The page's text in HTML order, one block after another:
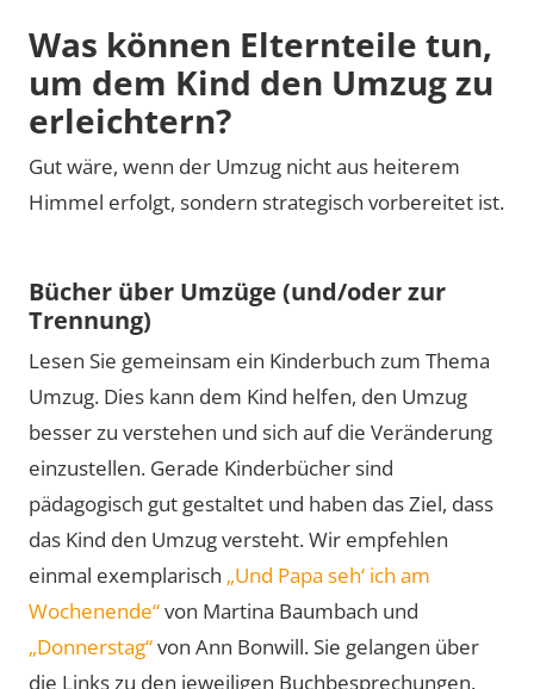
Was können Elternteile tun,
um dem Kind den Umzug zu
erleichtern?
Gut wäre, wenn der Umzug nicht aus heiterem
Himmel erfolgt, sondern strategisch vorbereitet ist.
Bücher über Umzüge (und/oder zur
Trennung)
Lesen Sie gemeinsam ein Kinderbuch zum Thema
Umzug. Dies kann dem Kind helfen, den Umzug
besser zu verstehen und sich auf die Veränderung
einzustellen. Gerade Kinderbücher sind
pädagogisch gut gestaltet und haben das Ziel, dass
das Kind den Umzug versteht. Wir empfehlen
einmal exemplarisch „Und Papa seh‘ ich am
Wochenende“von Martina Baumbach und
„Donnerstag“von Ann Bonwill. Sie gelangen über
die Links zu den jeweiligen Buchbesprechungen.